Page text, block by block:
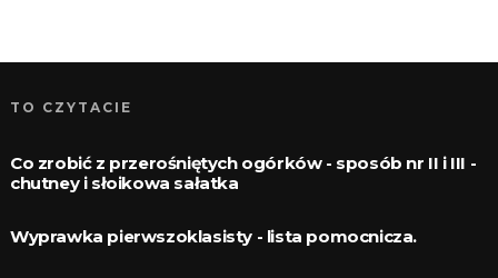
TO CZYTACIE
Co zrobić z przerośniętych ogórków - sposób nr II i III -
chutney i słoikowa sałatka
Wyprawka pierwszoklasisty - lista pomocnicza.